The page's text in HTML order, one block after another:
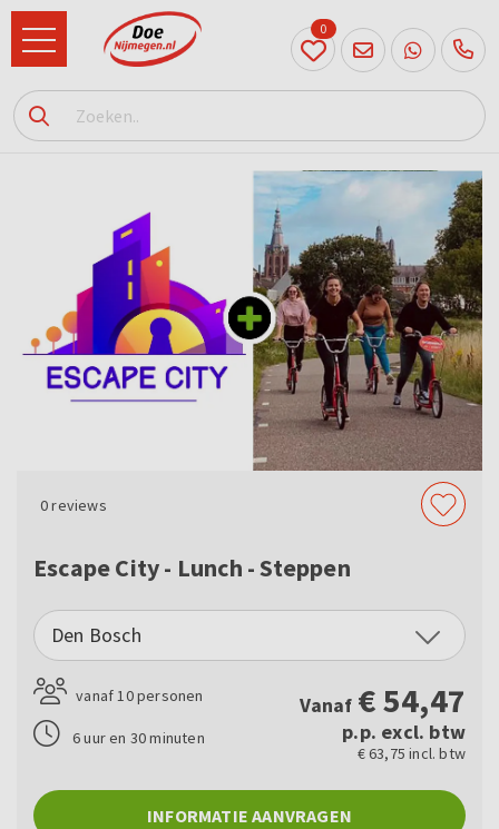
024
204
20 31
0
0reviews
Escape City - Lunch - Steppen
Den Bosch
vanaf 10 personen
6 uur en 30 minuten
Vanaf €54,47
p.p. excl. btw
€ 63,75 incl. btw
INFORMATIE AANVRAGEN